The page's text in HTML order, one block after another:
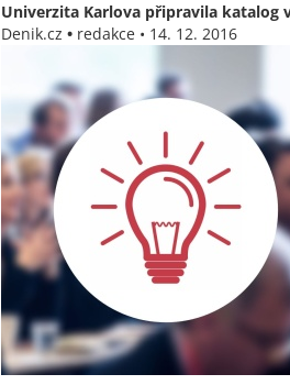
Univerzita Karlova připravila katalog
Denik.cz • redakce • 14. 12. 2016